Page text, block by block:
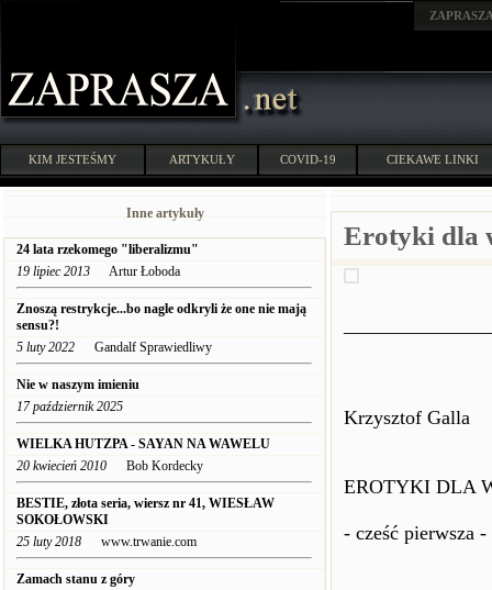
KIM JESTEŚMY ARTYKUŁY COVID-19 CIEKAWE LINKI
Inne artykuły
24 lata rzekomego "liberalizmu"
19 lipiec 2013 Artur Łoboda
Znoszą restrykcje...bo nagle odkryli że one nie mają
sensu?!
5 luty 2022 Gandalf Sprawiedliwy
Nie w naszym imieniu
17 październik 2025
WIELKA HUTZPA - SAYAN NA WAWELU
20 kwiecień 2010 Bob Kordecky
BESTIE, złota seria, wiersz nr 41, WIESŁAW
SOKOŁOWSKI
25 luty 2018 www.trwanie.com
Zamach stanu z góry
Erotyki dla
Krzysztof Galla
EROTYKI DLA
- cześć pierwsza -